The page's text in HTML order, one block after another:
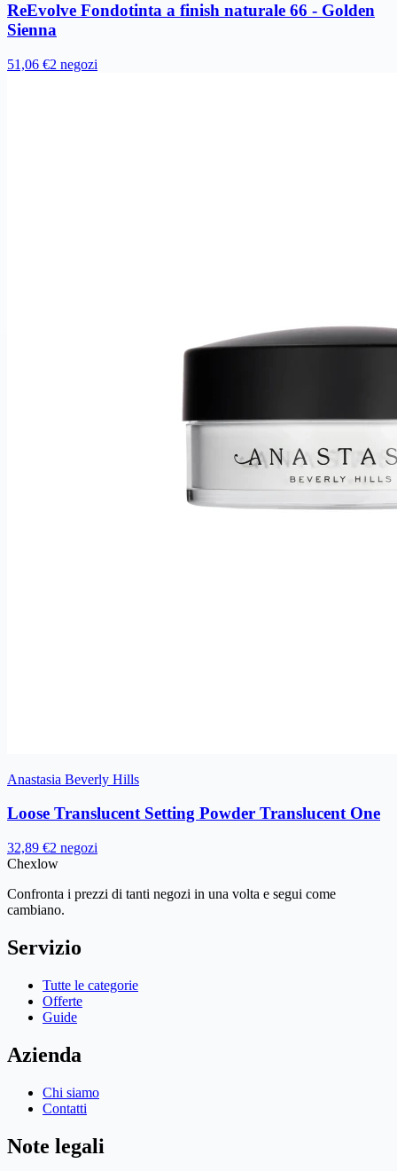
ReEvolve Fondotinta a finish naturale 66 - Golden
Sienna
51,06 €2 negozi
Anastasia Beverly Hills
Loose Translucent Setting Powder Translucent One
32,89 €2 negozi
Chexlow
Confronta i prezzi di tanti negozi in una volta e segui come
cambiano.
Servizio
Tutte le categorie
Offerte
Guide
Azienda
Chi siamo
Contatti
Note legali